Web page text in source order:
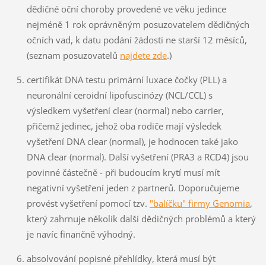
dědičné oční choroby provedené ve věku jedince
nejméně 1 rok oprávněným posuzovatelem dědičných
očních vad, k datu podání žádosti ne starší 12 měsíců,
(seznam posuzovatelů najdete zde.)
certifikát DNA testu primární luxace čočky (PLL) a
neuronální ceroidní lipofuscinózy (NCL/CCL) s
výsledkem vyšetření clear (normal) nebo carrier,
přičemž jedinec, jehož oba rodiče mají výsledek
vyšetření DNA clear (normal), je hodnocen také jako
DNA clear (normal). Další vyšetření (PRA3 a RCD4) jsou
povinné částečně - při budoucím krytí musí mít
negativní vyšetření jeden z partnerů. Doporučujeme
provést vyšetření pomocí tzv. "balíčku" firmy Genomia,
který zahrnuje několik další dědičných problémů a který
je navíc finančně výhodný.
absolvování popisné přehlídky, která musí být